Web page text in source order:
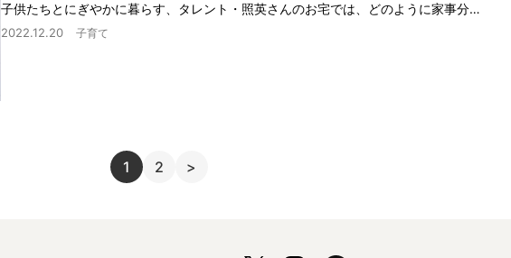
子供たちとにぎやかに暮らす、タレント・照英さんのお宅では、どのように家事分…
2022.12.20 子育て
1 2 >